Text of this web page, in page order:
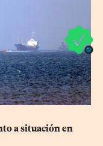
a situación en